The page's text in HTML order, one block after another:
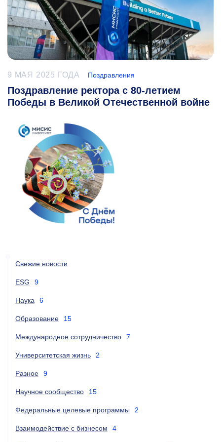
9 МАЯ 2025 ГОДА Поздравления
Поздравление ректора с 80-летием
Победы в Великой Отечественной войне
Свежие новости
ESG 9
Наука 6
Образование 15
Международное сотрудничество 7
Университетская жизнь 2
Разное 9
Научное сообщество 15
Федеральные целевые программы 2
Взаимодействие с бизнесом 4